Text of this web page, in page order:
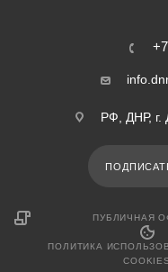
РФ, ДНР, г.
ПУБЛИЧНАЯ
ПОЛИТИКА
COOKIES